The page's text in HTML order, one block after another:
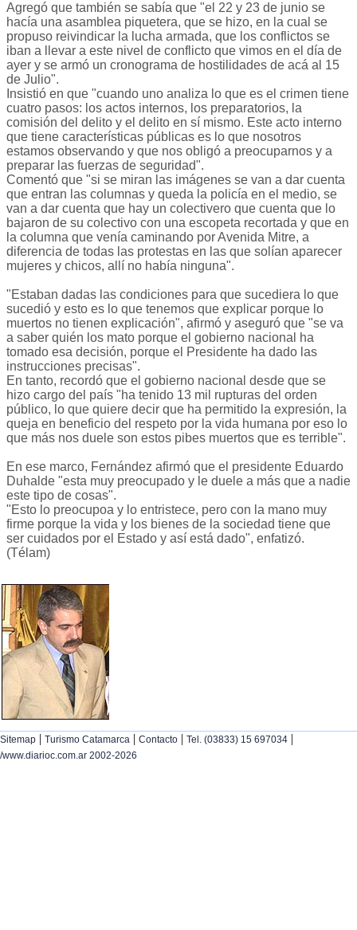
Agregó que también se sabía que "el 22 y 23 de junio se
hacía una asamblea piquetera, que se hizo, en la cual se
propuso reivindicar la lucha armada, que los conflictos se
iban a llevar a este nivel de conflicto que vimos en el día de
ayer y se armó un cronograma de hostilidades de acá al 15
de Julio".
Insistió en que "cuando uno analiza lo que es el crimen tiene
cuatro pasos: los actos internos, los preparatorios, la
comisión del delito y el delito en sí mismo. Este acto interno
que tiene características públicas es lo que nosotros
estamos observando y que nos obligó a preocuparnos y a
preparar las fuerzas de seguridad".
Comentó que "si se miran las imágenes se van a dar cuenta
que entran las columnas y queda la policía en el medio, se
van a dar cuenta que hay un colectivero que cuenta que lo
bajaron de su colectivo con una escopeta recortada y que en
la columna que venía caminando por Avenida Mitre, a
diferencia de todas las protestas en las que solían aparecer
mujeres y chicos, allí no había ninguna".
"Estaban dadas las condiciones para que sucediera lo que
sucedió y esto es lo que tenemos que explicar porque lo
muertos no tienen explicación", afirmó y aseguró que "se va
a saber quién los mato porque el gobierno nacional ha
tomado esa decisión, porque el Presidente ha dado las
instrucciones precisas".
En tanto, recordó que el gobierno nacional desde que se
hizo cargo del país "ha tenido 13 mil rupturas del orden
público, lo que quiere decir que ha permitido la expresión, la
queja en beneficio del respeto por la vida humana por eso lo
que más nos duele son estos pibes muertos que es terrible".
En ese marco, Fernández afirmó que el presidente Eduardo
Duhalde "esta muy preocupado y le duele a más que a nadie
este tipo de cosas".
"Esto lo preocupoa y lo entristece, pero con la mano muy
firme porque la vida y los bienes de la sociedad tiene que
ser cuidados por el Estado y así está dado", enfatizó.
(Télam)
Sitemap | Turismo Catamarca | Contacto | Tel. (03833) 15 697034 |
/www.diarioc.com.ar 2002-2026